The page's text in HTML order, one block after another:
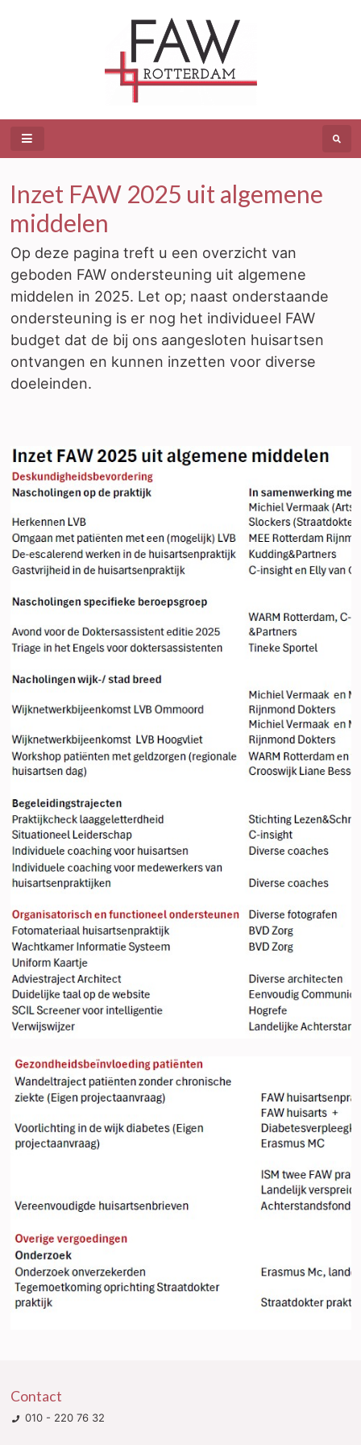
Inzet FAW 2025 uit algemene
middelen
Op deze pagina treft u een overzicht van
geboden FAW ondersteuning uit algemene
middelen in 2025. Let op; naast onderstaande
ondersteuning is er nog het individueel FAW
budget dat de bij ons aangesloten huisartsen
ontvangen en kunnen inzetten voor diverse
doeleinden.
Contact
010 - 220 76 32